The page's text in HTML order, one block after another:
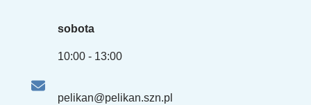
sobota
10:00 - 13:00
pelikan@pelikan.szn.pl